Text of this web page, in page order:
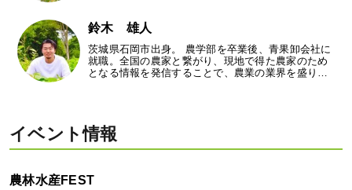
鈴木 雄人
茨城県石岡市出身。 農学部を卒業後、青果卸会社に
就職。全国の農家と繋がり、現地で得た農家のため
となる情報を発信することで、農業の業界を盛り…
イベント情報
農林水産FEST